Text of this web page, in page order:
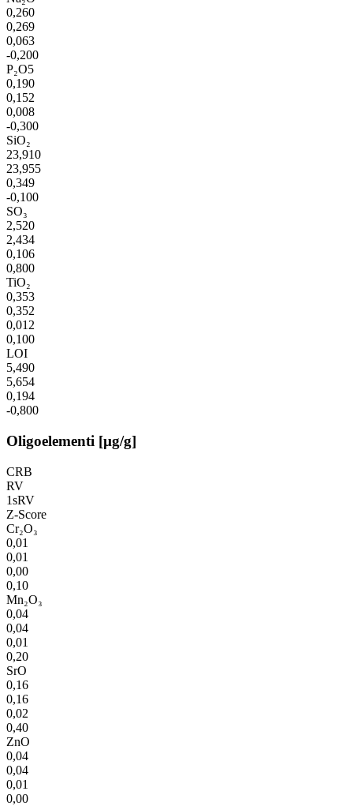
0,260
0,269
0,063
-0,200
P₂O5
0,190
0,152
0,008
-0,300
SiO₂
23,910
23,955
0,349
-0,100
SO₃
2,520
2,434
0,106
0,800
TiO₂
0,353
0,352
0,012
0,100
LOI
5,490
5,654
0,194
-0,800
Oligoelementi [µg/g]
CRB
RV
1sRV
Z-Score
Cr₂O₃
0,01
0,01
0,00
0,10
Mn₂O₃
0,04
0,04
0,01
0,20
SrO
0,16
0,16
0,02
0,40
ZnO
0,04
0,04
0,01
0,00